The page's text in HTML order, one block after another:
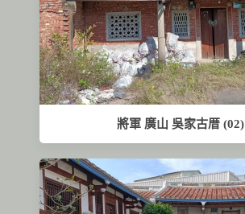
將軍 廣山 吳家古厝 (02)